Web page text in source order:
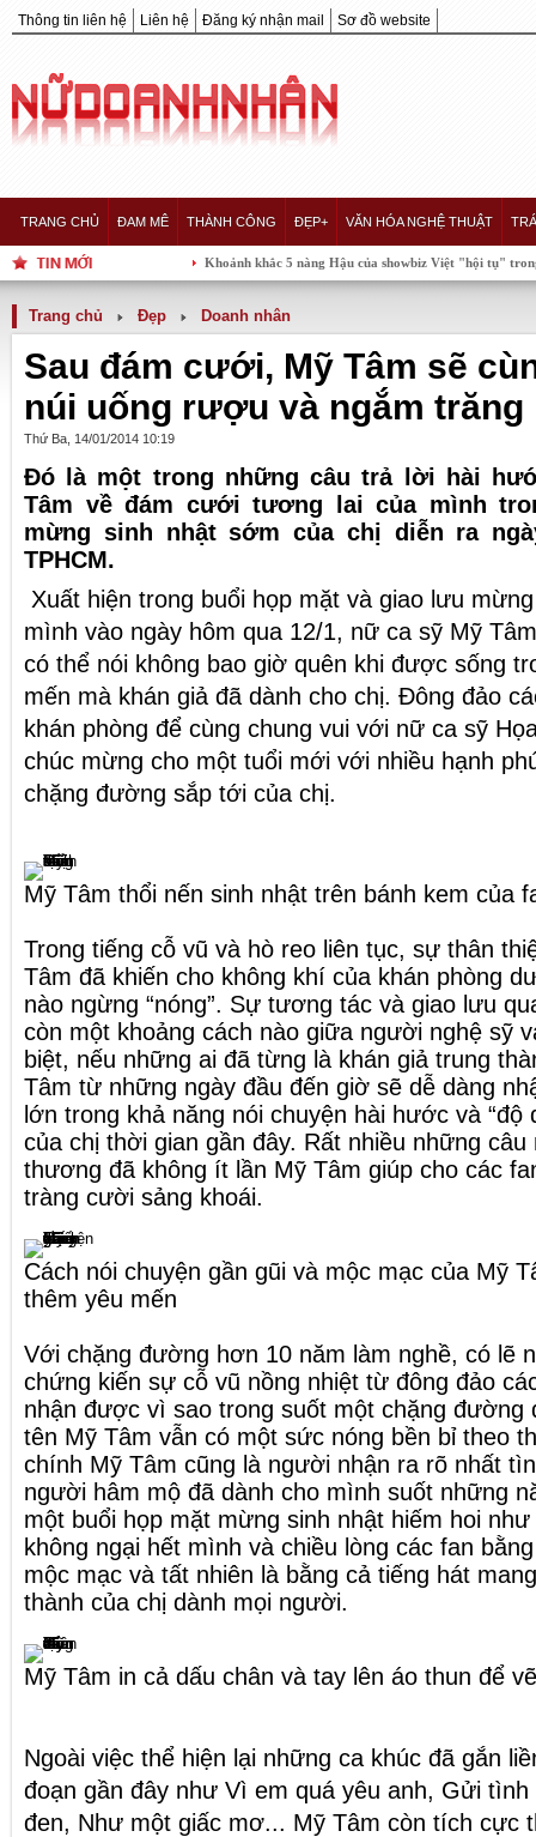
Thông tin liên hệ Liên hệ Đăng ký nhận mail Sơ đồ website
TRANG CHỦ ĐAM MÊ THÀNH CÔNG ĐẸP+ VĂN HÓA NGHỆ THUẬT
Khoảnh khắc 5 nàng Hậu của showbiz Việt "hội tụ" trong một khung
Trang chủ Đẹp Doanh nhân
Sau đám cưới, Mỹ Tâm sẽ
núi uống rượu và ngắm trăng
Thứ Ba, 14/01/2014 10:19
Đó là một trong những câu trả lời hài
Tâm về đám cưới tương lai của mình
mừng sinh nhật sớm của chị diễn ra
TPHCM.
Xuất hiện trong buổi họp mặt và giao lưu
mình vào ngày hôm qua 12/1, nữ ca sỹ Mỹ
có thể nói không bao giờ quên khi được sống
mến mà khán giả đã dành cho chị. Đông đảo
khán phòng để cùng chung vui với nữ ca sỹ
chúc mừng cho một tuổi mới với nhiều hạnh
chặng đường sắp tới của chị.
Mỹ Tâm thổi nến sinh nhật trên bánh kem của
Trong tiếng cỗ vũ và hò reo liên tục, sự thân
Tâm đã khiến cho không khí của khán phòng
nào ngừng “nóng”. Sự tương tác và giao lưu
còn một khoảng cách nào giữa người nghệ sỹ
biệt, nếu những ai đã từng là khán giả trung
Tâm từ những ngày đầu đến giờ sẽ dễ dàng
lớn trong khả năng nói chuyện hài hước và “độ
của chị thời gian gần đây. Rất nhiều những
thương đã không ít lần Mỹ Tâm giúp cho các
tràng cười sảng khoái.
Cách nói chuyện gần gũi và mộc mạc của Mỹ
thêm yêu mến
Với chặng đường hơn 10 năm làm nghề, có lẽ
chứng kiến sự cỗ vũ nồng nhiệt từ đông đảo
nhận được vì sao trong suốt một chặng đường
tên Mỹ Tâm vẫn có một sức nóng bền bỉ theo
chính Mỹ Tâm cũng là người nhận ra rõ nhất
người hâm mộ đã dành cho mình suốt những
một buổi họp mặt mừng sinh nhật hiếm hoi
không ngại hết mình và chiều lòng các fan
mộc mạc và tất nhiên là bằng cả tiếng hát
thành của chị dành mọi người.
Mỹ Tâm in cả dấu chân và tay lên áo thun để
Ngoài việc thể hiện lại những ca khúc đã gắn
đoạn gần đây như Vì em quá yêu anh, Gửi tình
đen, Như một giấc mơ... Mỹ Tâm còn tích cực